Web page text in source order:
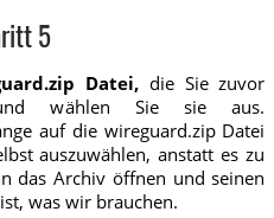
5
Datei,die Sie zuvor
und wählen Sie sie aus.
auf die wireguard.zip Datei
auszuwählen, anstatt es zu
das Archiv öffnen und seinen
was wir brauchen.